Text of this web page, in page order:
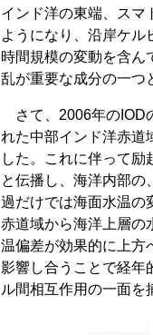
インド洋の東端、スマ
ようになり、沿岸ケル
時間規模の変動を含ん
乱が重要な成分の一つ
さて、2006年のIOD
れた中部インド洋赤道
した。これに伴って
と伝播し、海洋内部の
過だけでは海面水温の
赤道域から海洋上層の
温偏差が効果的に上方
影響し合うことで経年
ル間相互作用の一面を